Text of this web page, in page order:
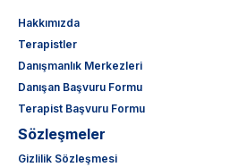
Hakkımızda
Terapistler
Danışmanlık Merkezleri
Danışan Başvuru Formu
Terapist Başvuru Formu
Sözleşmeler
Gizlilik Sözleşmesi